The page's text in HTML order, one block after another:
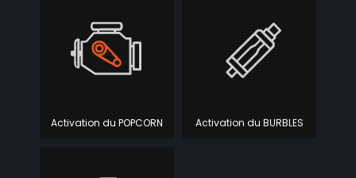
Activation du POPCORN Activation du BURBLES